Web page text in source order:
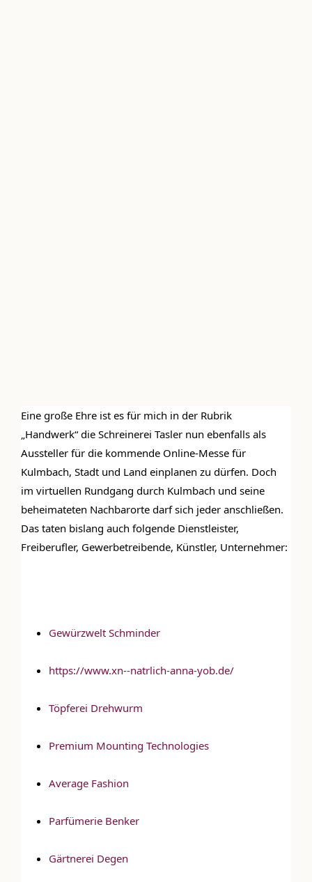
Eine große Ehre ist es für mich in der Rubrik
„Handwerk“ die Schreinerei Tasler nun ebenfalls als
Aussteller für die kommende Online-Messe für
Kulmbach, Stadt und Land einplanen zu dürfen. Doch
im virtuellen Rundgang durch Kulmbach und seine
beheimateten Nachbarorte darf sich jeder anschließen.
Das taten bislang auch folgende Dienstleister,
Freiberufler, Gewerbetreibende, Künstler, Unternehmer:
Gewürzwelt Schminder
https://www.xn--natrlich-anna-yob.de/
Töpferei Drehwurm
Premium Mounting Technologies
Average Fashion
Parfümerie Benker
Gärtnerei Degen